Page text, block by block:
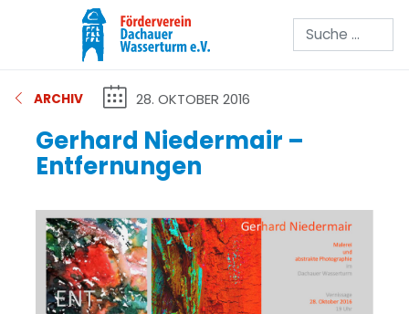
Suchen
ARCHIV 28. OKTOBER 2016
Gerhard Niedermair –
Entfernungen